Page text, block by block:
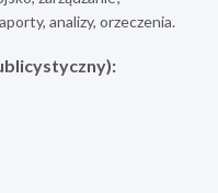
analizy, orzeczenia.